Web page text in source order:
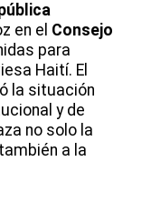
en el Consejo
para
Haití. El
la situación
y de
no solo la
a la